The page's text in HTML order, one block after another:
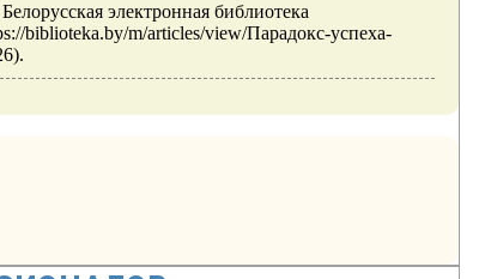
электронная библиотека
biblioteka.by/m/articles/view/Парадокс-успеха-